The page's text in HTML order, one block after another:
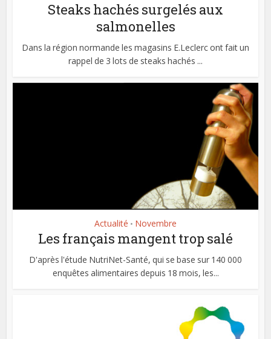
Steaks hachés surgelés aux
salmonelles
Dans la région normande les magasins E.Leclerc ont fait un
rappel de 3 lots de steaks hachés ...
Actualité • Novembre
Les français mangent trop salé
D'après l'étude NutriNet-Santé, qui se base sur 140 000
enquêtes alimentaires depuis 18 mois, les...